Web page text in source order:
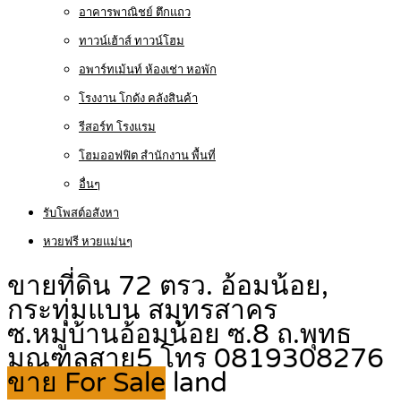
อาคารพาณิชย์ ตึกแถว
ทาวน์เฮ้าส์ ทาวน์โฮม
อพาร์ทเม้นท์ ห้องเช่า หอพัก
โรงงาน โกดัง คลังสินค้า
รีสอร์ท โรงแรม
โฮมออฟฟิต สำนักงาน พื้นที่
อื่นๆ
รับโพสต์อสังหา
หวยฟรี หวยแม่นๆ
ขายที่ดิน 72 ตรว. อ้อมน้อย,
กระทุ่มแบน สมุทรสาคร
ซ.หมู่บ้านอ้อมน้อย ซ.8 ถ.พุทธ
มณฑลสาย5 โทร 0819308276
ขาย For Sale land